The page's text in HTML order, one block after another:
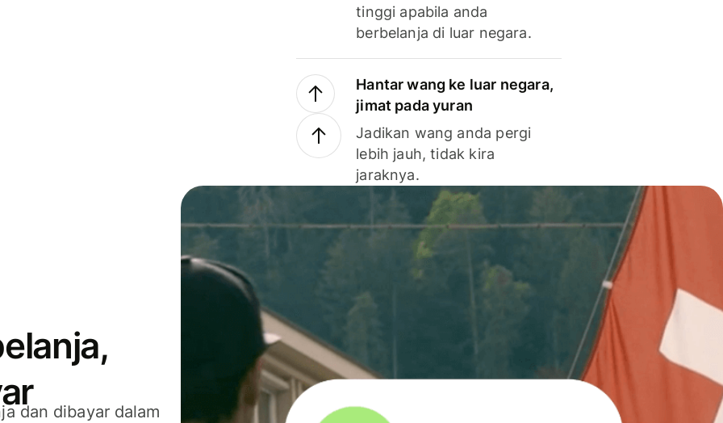
tinggi apabila anda
berbelanja di luar negara.
Hantar wang ke luar negara,
jimat pada yuran
Jadikan wang anda pergi
lebih jauh, tidak kira
jaraknya.
dan dibayar dalam